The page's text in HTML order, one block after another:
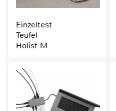
Einzeltest
Teufel
Holist M